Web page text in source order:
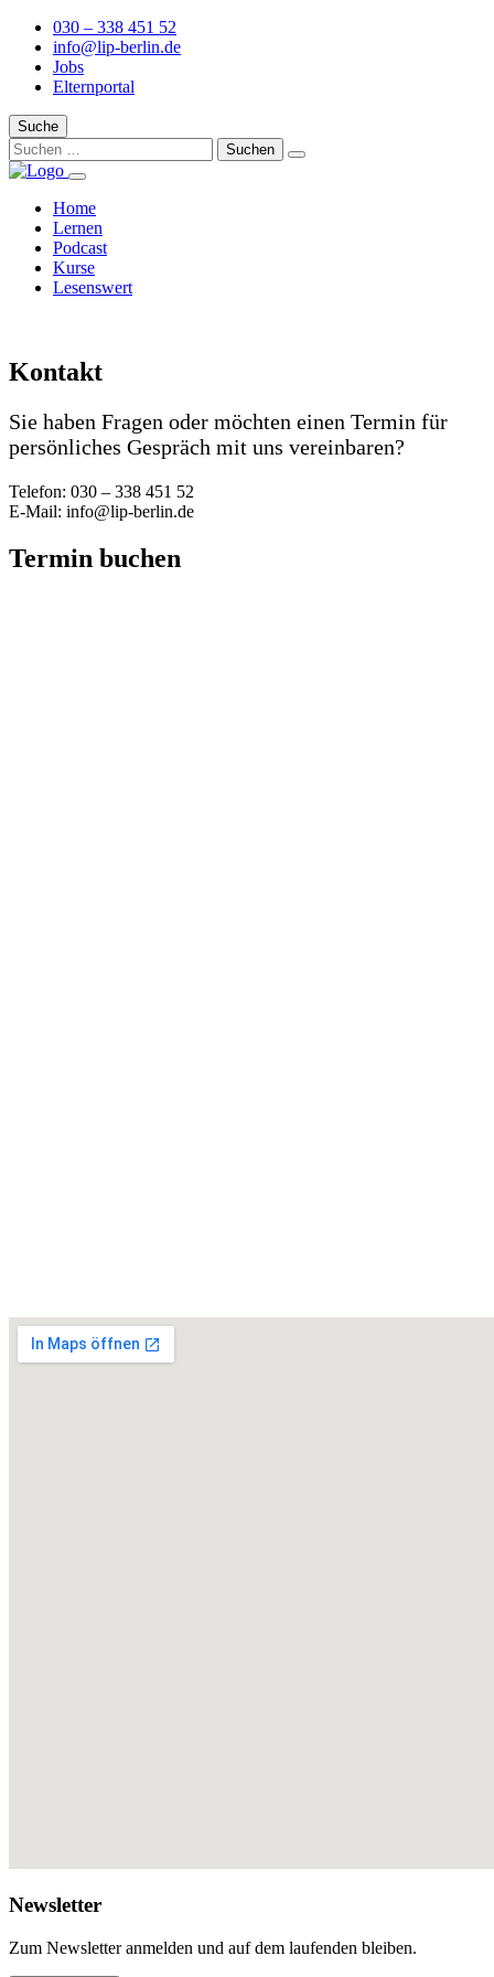
030 – 338 451 52
info@lip-berlin.de
Jobs
Elternportal
Suche
Home
Lernen
Podcast
Kurse
Lesenswert
Kontakt
Sie haben Fragen oder möchten einen Termin für
persönliches Gespräch mit uns vereinbaren?
Telefon: 030 – 338 451 52
E-Mail: info@lip-berlin.de
Termin buchen
Newsletter
Zum Newsletter anmelden und auf dem laufenden bleiben.